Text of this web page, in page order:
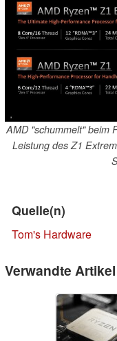
AMD "schummelt" beim
Leistung des Z1
Quelle(n)
Tom's Hardware
Verwandte Artikel